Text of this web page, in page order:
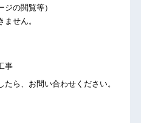
ジの閲覧等）
ません。
事
ら、お問い合わせください。